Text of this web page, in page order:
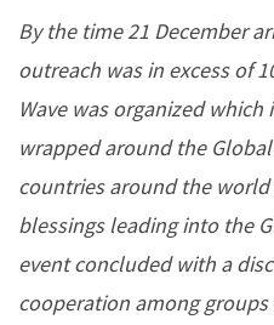
By the time 21 December
outreach was in excess of
Wave was organized
wrapped around the
countries around the
blessings leading into the
event concluded with a
cooperation among